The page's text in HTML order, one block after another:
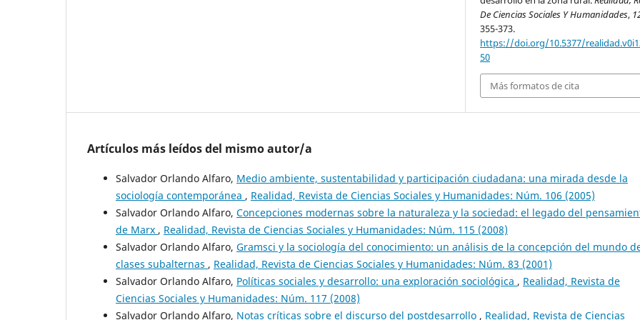
De Ciencias Sociales Y Humanidades,
355-373.
https://doi.org/10.5377/
50
Más formatos de cita
Artículos más leídos del mismo autor/a
Salvador Orlando Alfaro, Medio ambiente, sustentabilidad y participación ciudadana: una mirada desde la
sociología contemporánea , Realidad, Revista de Ciencias Sociales y Humanidades: Núm. 106 (2005)
Salvador Orlando Alfaro, Concepciones modernas sobre la naturaleza y la sociedad: el legado del
de Marx , Realidad, Revista de Ciencias Sociales y Humanidades: Núm. 115 (2008)
Salvador Orlando Alfaro, Gramsci y la sociología del conocimiento: un análisis de la concepción del mundo
clases subalternas , Realidad, Revista de Ciencias Sociales y Humanidades: Núm. 83 (2001)
Salvador Orlando Alfaro, Políticas sociales y desarrollo: una exploración sociológica , Realidad, Revista de
Ciencias Sociales y Humanidades: Núm. 117 (2008)
Salvador Orlando Alfaro, Notas críticas sobre el discurso del postdesarrollo , Realidad, Revista de Ciencias